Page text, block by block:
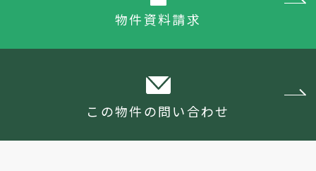
物件資料請求
この物件の問い合わせ